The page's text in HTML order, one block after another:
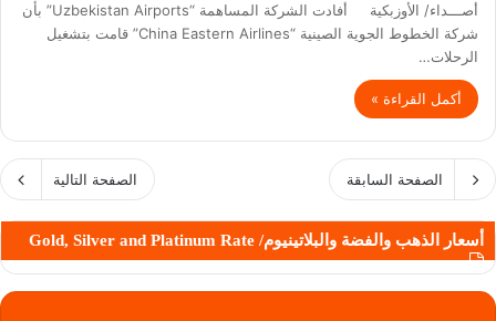
أصـــداء/ الأوزبكية أفادت الشركة المساهمة “Uzbekistan Airports” بأن
شركة الخطوط الجوية الصينية “China Eastern Airlines” قامت بتشغيل
الرحلات…
أكمل القراءة »
الصفحة السابقة الصفحة التالية
أسعار الذهب والفضة والبلاتينيوم/ Gold, Silver and Platinum Rate